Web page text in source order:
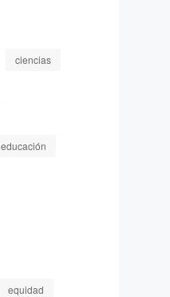
ciencias
educación
equidad